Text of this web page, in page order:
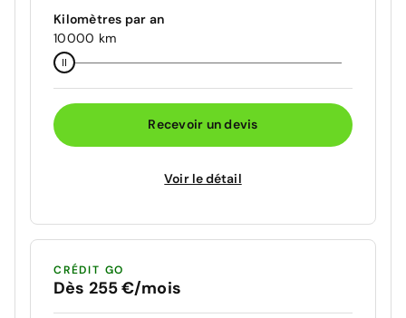
Kilomètres par an
10000 km
Recevoir un devis
Voir le détail
CRÉDIT GO
Dès 255 €/mois